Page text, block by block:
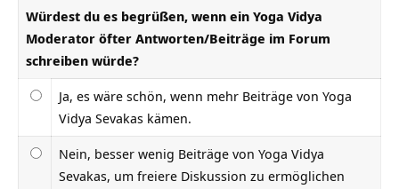
Würdest du es begrüßen, wenn ein Yoga Vidya
Moderator öfter Antworten/Beiträge im Forum
schreiben würde?
Ja, es wäre schön, wenn mehr Beiträge von Yoga
Vidya Sevakas kämen.
Nein, besser wenig Beiträge von Yoga Vidya
Sevakas, um freiere Diskussion zu ermöglichen